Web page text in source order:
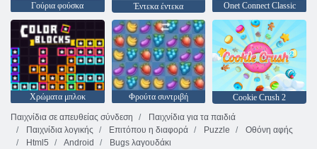
Γούρια φούσκα Έντεκα έντεκα Onet Connect Classic
Χρώματα μπλοκ Φρούτα συντριβή
Cookie Crush 2
Παιχνίδια σε απευθείας σύνδεση
Παιχνίδια για τα παιδιά
Παιχνίδια λογικής
Επιτόπου η διαφορά Puzzle
Οθόνη αφής
Html5
Android Bugs λαγουδάκι